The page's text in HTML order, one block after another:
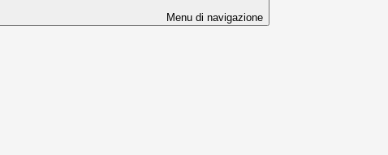
Menu di navigazione